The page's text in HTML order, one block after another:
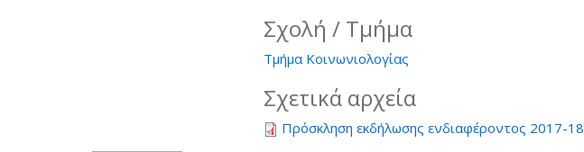
Σχολή / Τμήμα
Τμήμα Κοινωνιολογίας
Σχετικά αρχεία
Πρόσκληση εκδήλωσης ενδιαφέροντος 2017-18